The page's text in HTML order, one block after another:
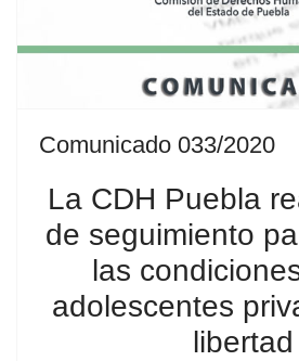
Comunicado 033/2020
La CDH Puebla
de seguimiento
las
adolescentes
libertad